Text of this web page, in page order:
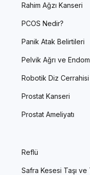
Rahim Ağzı Kanseri
PCOS Nedir?
Panik Atak Belirtileri
Pelvik Ağrı ve
Robotik Diz Cerrahisi
Prostat Kanseri
Prostat Ameliyatı
Reflü
Safra Kesesi Taşı ve